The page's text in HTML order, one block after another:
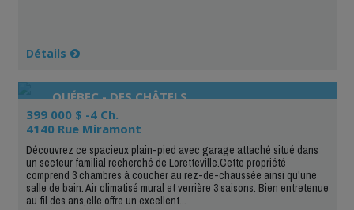
Détails
QUÉBEC - DES CHÂTELS
399 000 $ -4 Ch.
4140 Rue Miramont
Découvrez ce spacieux plain-pied avec garage attaché situé dans
un secteur familial recherché de Loretteville.Cette propriété
comprend 3 chambres à coucher au rez-de-chaussée ainsi qu'une
salle de bain. Air climatisé mural et verrière 3 saisons. Bien entretenue
au fil des ans,elle offre un excellent...